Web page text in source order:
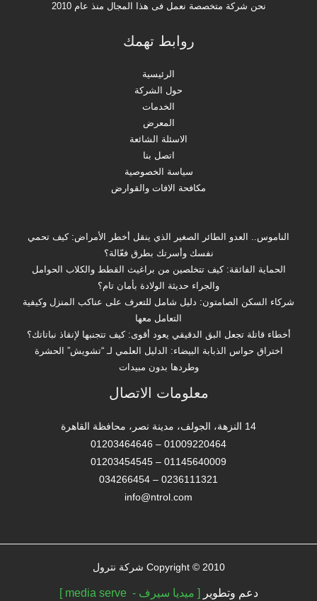
نحن شركة متخصصة نعمل فى هذا المجال منذ عام 2010
روابط تهمك
الرئيسية
حول الشركة
الخدمات
المعرض
الاسئلة الشائعة
اتصل بنا
سياسة الخصوصية
مكافحة الافات والقوارض
الناموس.. العدو الطائر الصغير الذي ينقل أخطر الأمراض: كيف تحمي
نفسك وأسرتك بطرق فعّالة؟
الحماية الفائقة: كيف تتخلصين من براغيث القطط والكلاب الحوامل
والجراء حديثة الولادة بأمان تام؟
شركاء السكن الصامتون: دليل شامل للتعرف على عناكب المنزل وكيفية
التعامل معها
أخطاء قاتلة تجعل البق الدقيقي يعود أقوى: كيف تتجنبها لإنقاذ نباتاتك؟
اختراق حواس الذبابة البيضاء: الدليل العلمي لـ “تشويش” الحشرة
وطردها بدون مبيدات
معلومات الاتصال
14 النزهة، الجولف، مدينة نصر، محافظة القاهرة‬
01009220464 – 01203464646
01145640009 – 01203454545
0236111321 – 034266454
info@ntrol.com
Copyright © 2010 شركة نترول
دعم وتطوير [ ميديا سيرف - media serve ]